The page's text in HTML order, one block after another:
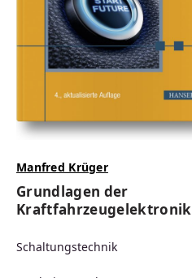
Manfred Krüger
Grundlagen der
Kraftfahrzeugelektronik
Schaltungstechnik